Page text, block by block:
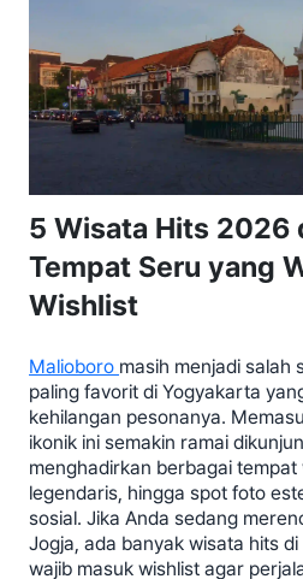
5 Wisata Hits 2026
Tempat Seru yang
Wishlist
Malioboro masih menjadi salah
paling favorit di Yogyakarta
kehilangan pesonanya.
ikonik ini semakin ramai
menghadirkan berbagai
legendaris, hingga spot foto
sosial. Jika Anda sedang
Jogja, ada banyak wisata hits
wajib masuk wishlist agar